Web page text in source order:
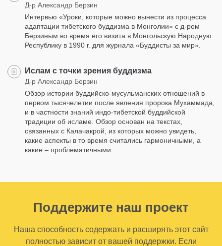
Д-р Александр Берзин
Интервью «Уроки, которые можно вынести из процесса
адаптации тибетского буддизма в Монголии» с д-ром
Берзиным во время его визита в Монгольскую Народную
Республику в 1990 г. для журнала «Буддисты за мир».
Ислам с точки зрения буддизма
Д-р Александр Берзин
Обзор истории буддийско-мусульманских отношений в
первом тысячелетии после явления пророка Мухаммада,
и в частности знаний индо-тибетской буддийской
традиции об исламе. Обзор основан на текстах,
связанных с Калачакрой, из которых можно увидеть,
какие аспекты в то время считались гармоничными, а
какие – проблематичными.
Поддержите наш проект
Наша способность содержать и расширять этот сайт
полностью зависит от вашей поддержки. Если